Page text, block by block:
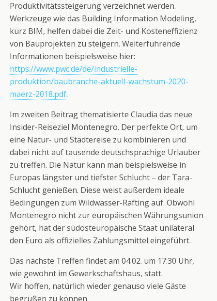
Produktivitätssteigerung verzeichnet werden.
Werkzeuge wie das Building Information Modeling,
kurz BIM, helfen dabei die Zeit- und Kosteneffizienz
von Bauprojekten zu steigern. Weiterführende
Informationen beispielsweise hier:
https://www.pwc.de/de/industrielle-
produktion/baubranche-aktuell-wachstum-2020-
maerz-2018.pdf.
Im zweiten Beitrag thematisierte Claudia das neue
Insider-Reiseziel Montenegro. Der perfekte Ort, um
eine Natur- und Städtereise zu kombinieren und
dabei nicht auf tausende deutschsprachige Urlauber
zu treffen. Die Natur kann man beispielsweise in
Europas längster und tiefster Schlucht – der Tara-
Schlucht genießen. Diese weist außerdem ideale
Bedingungen zum Wildwasser-Rafting auf. Obwohl
Montenegro nicht zur europäischen Währungsunion
gehört, hat der südosteuropäische Staat unilateral
den Euro als offizielles Zahlungsmittel eingeführt.
Das nächste Treffen findet am 04.02. um 17:30 Uhr,
wie gewohnt im Gewerkschaftshaus, statt.
Wir hoffen, natürlich wieder genauso viele Gäste
begrüßen zu können.